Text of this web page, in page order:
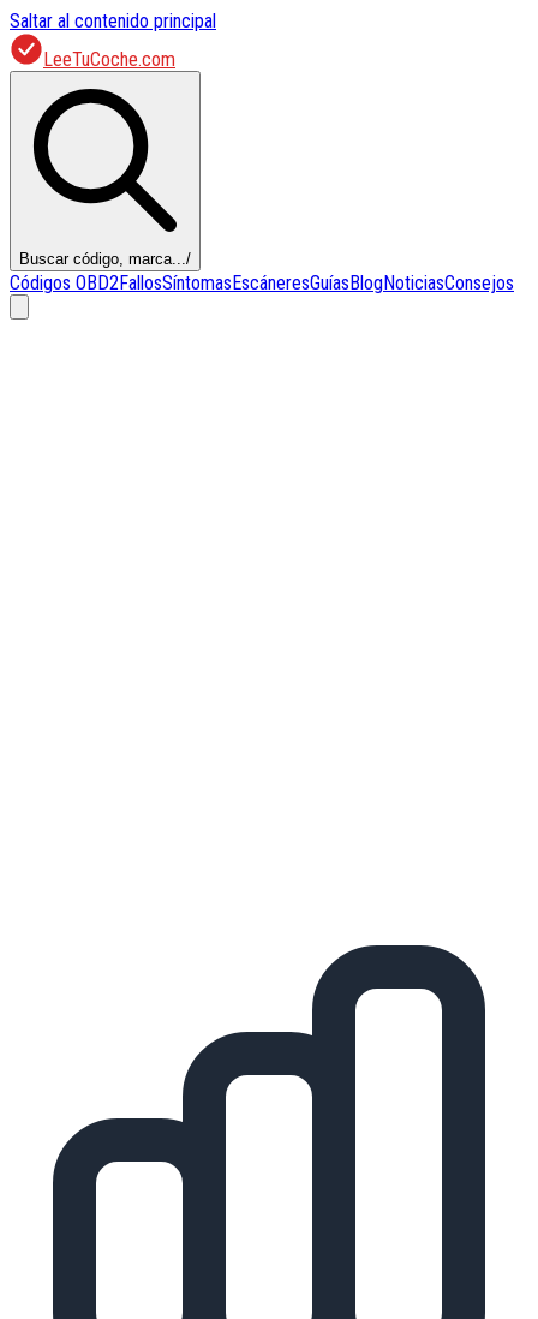
Saltar al contenido principal
LeeTuCoche.com
Buscar código, marca.../
Códigos OBD2FallosSíntomasEscáneresGuíasBlogNoticiasConsejos